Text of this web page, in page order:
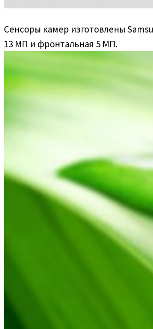
Сенсоры камер изготовлены
13 МП и фронтальная 5 МП.